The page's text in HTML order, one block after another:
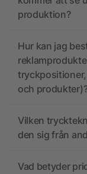
produktion?
Hur kan jag
och
Vilken
den sig från
Vad betyder